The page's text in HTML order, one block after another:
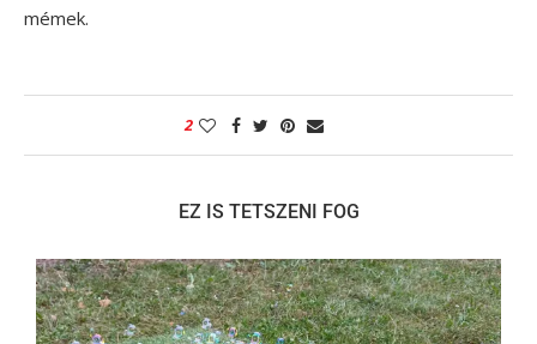
mémek.
2
EZ IS TETSZENI FOG